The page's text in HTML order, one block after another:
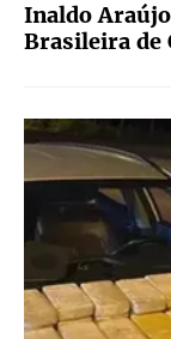
Inaldo
Brasileira de